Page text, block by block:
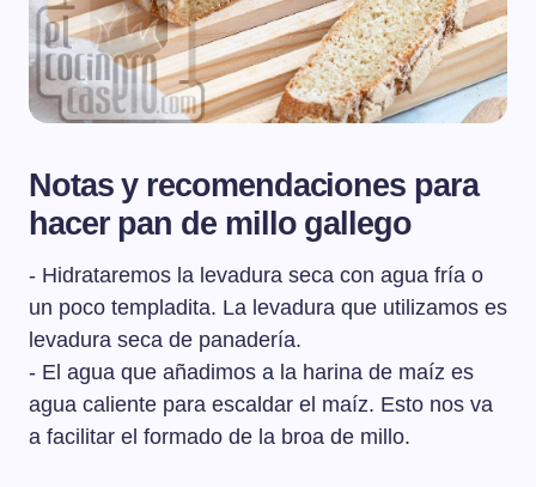
Notas y recomendaciones para
hacer pan de millo gallego
- Hidrataremos la levadura seca con agua fría o
un poco templadita. La levadura que utilizamos es
levadura seca de panadería.
- El agua que añadimos a la harina de maíz es
agua caliente para escaldar el maíz. Esto nos va
a facilitar el formado de la broa de millo.